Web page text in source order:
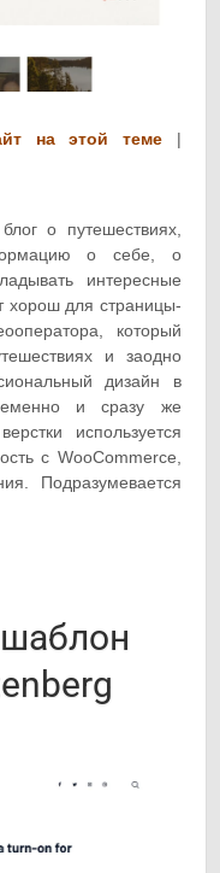
на этой теме |
о путешествиях,
о себе, о
интересные
хорош для страницы-
который
и заодно
дизайн в
и сразу же
используется
с WooCommerce,
Подразумевается